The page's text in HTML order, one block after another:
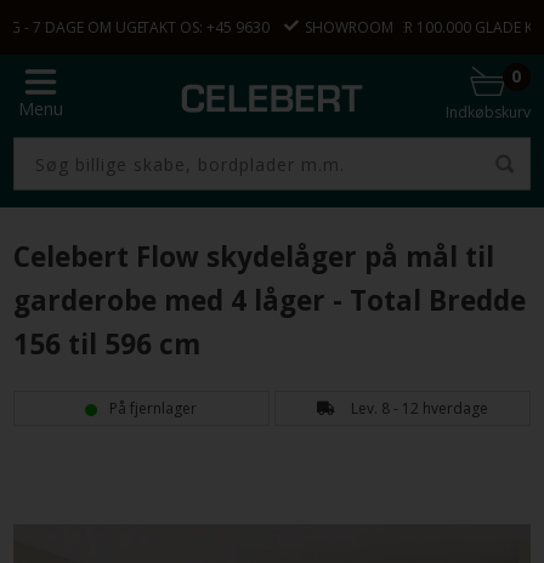
- 7 DAGE OM UGEN 9.00 - 22.00
KONTAKT OS: +45 9630 2096SHOWROOMOVER 100.000 GLADE
Menu Indkøbskurv
0
Celebert Flow skydelåger på mål til
garderobe med 4 låger - Total Bredde
156 til 596 cm
På fjernlager Lev. 8 - 12 hverdage